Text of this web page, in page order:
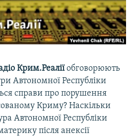
Крим.Реаліїобговорюють
Автономної Республіки
справи про порушення
Криму? Наскільки
Автономної Республіки
після анексії